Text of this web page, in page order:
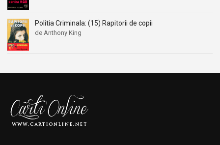
Politia Criminala: (15) Rapitorii de copii
de Anthony King